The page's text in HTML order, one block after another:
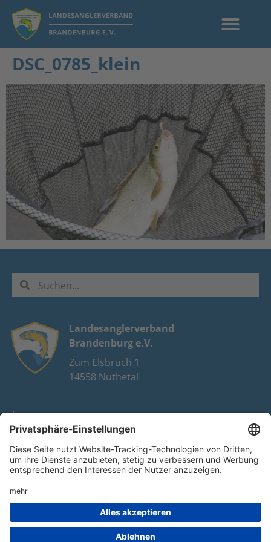
DSC_0785_klein
Landesanglerverband
Brandenburg e.V.
Zum Elsbruch 1
14558 Nuthetal
Impressum
Datenschutz
FAQ